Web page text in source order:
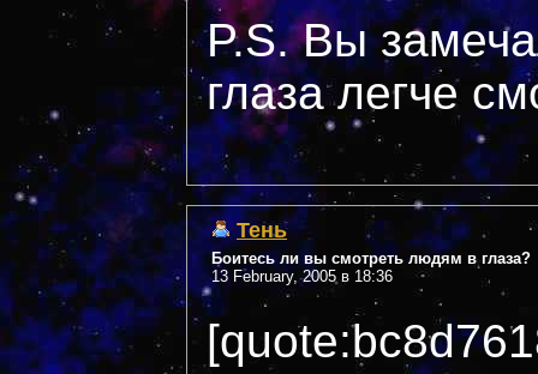
P.S. Вы
глаза легче
Тень
Боитесь ли вы смотреть людям в глаза?
13 February, 2005 в 18:36